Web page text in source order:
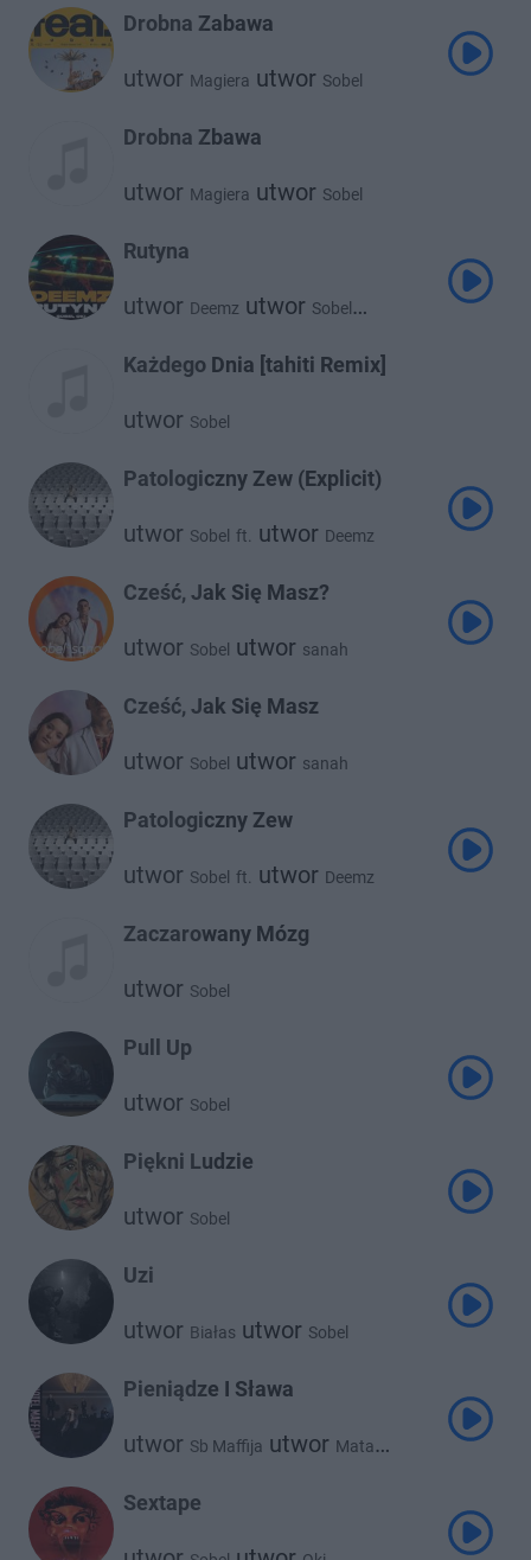
Drobna Zabawa
utwor Magiera utwor Sobel
Drobna Zbawa
utwor Magiera utwor Sobel
Rutyna
utwor Deemz utwor Sobel
Każdego Dnia [tahiti Remix]
utwor Sobel
Patologiczny Zew (Explicit)
utwor Sobel ft. utwor Deemz
Cześć, Jak Się Masz?
utwor Sobel utwor sanah
Cześć, Jak Się Masz
utwor Sobel utwor sanah
Patologiczny Zew
utwor Sobel ft. utwor Deemz
Zaczarowany Mózg
utwor Sobel
Pull Up
utwor Sobel
Piękni Ludzie
utwor Sobel
Uzi
utwor Białas utwor Sobel
Pieniądze I Sława
utwor Sb Maffija utwor Mata
utwor
Sextape